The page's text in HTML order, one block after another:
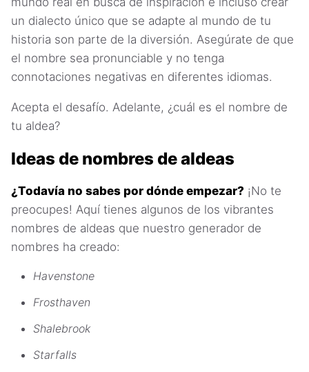
un dialecto único que se adapte al mundo de tu
historia son parte de la diversión. Asegúrate de que
el nombre sea pronunciable y no tenga
connotaciones negativas en diferentes idiomas.
Acepta el desafío. Adelante, ¿cuál es el nombre de
tu aldea?
Ideas de nombres de aldeas
¿Todavía no sabes por dónde empezar? ¡No te
preocupes! Aquí tienes algunos de los vibrantes
nombres de aldeas que nuestro generador de
nombres ha creado:
Havenstone
Frosthaven
Shalebrook
Starfalls